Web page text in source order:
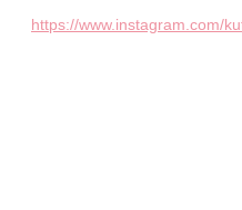
https://www.instagram.com/